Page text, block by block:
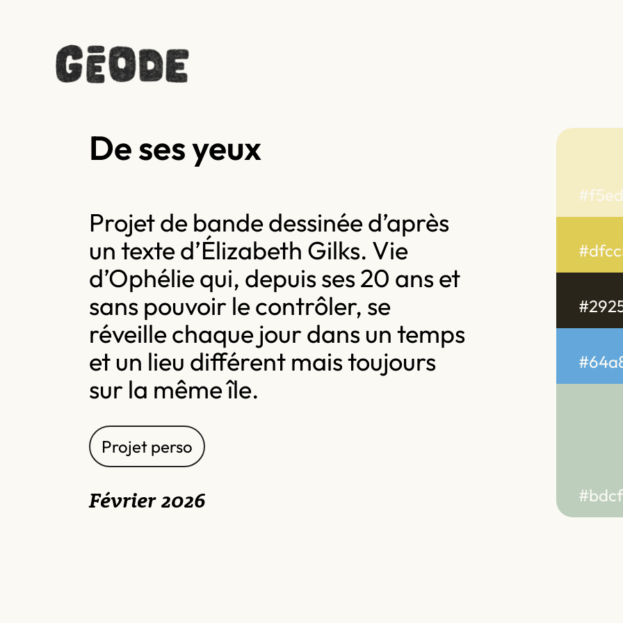
De ses yeux
Projet de bande dessinée d’après
un texte d’Élizabeth Gilks. Vie
d’Ophélie qui, depuis ses 20 ans et
sans pouvoir le contrôler, se
réveille chaque jour dans un temps
et un lieu différent mais toujours
sur la même île.
Projet perso
Février 2026